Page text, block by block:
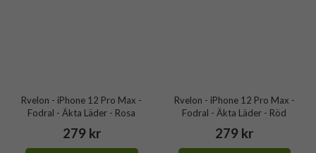
Rvelon - iPhone 12 Pro Max -
Fodral - Äkta Läder - Rosa
279 kr
Rvelon - iPhone 12 Pro Max -
Fodral - Äkta Läder - Röd
279 kr